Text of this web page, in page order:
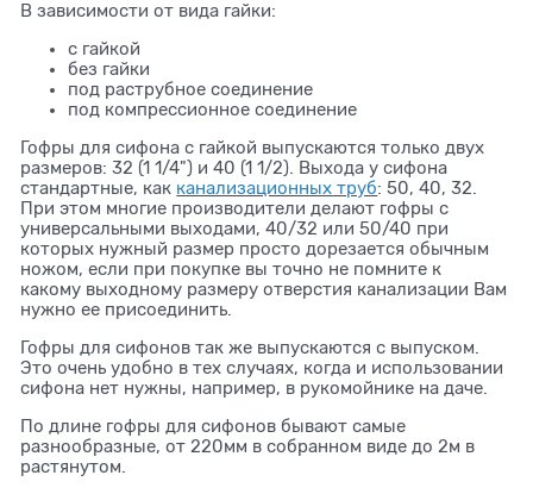
В зависимости от вида гайки:
с гайкой
без гайки
под раструбное соединение
под компрессионное соединение
Гофры для сифона с гайкой выпускаются только двух
размеров: 32 (1 1/4") и 40 (1 1/2). Выхода у сифона
стандартные, как канализационных труб: 50, 40, 32.
При этом многие производители делают гофры с
универсальными выходами, 40/32 или 50/40 при
которых нужный размер просто дорезается обычным
ножом, если при покупке вы точно не помните к
какому выходному размеру отверстия канализации Вам
нужно ее присоединить.
Гофры для сифонов так же выпускаются с выпуском.
Это очень удобно в тех случаях, когда и использовании
сифона нет нужны, например, в рукомойнике на даче.
По длине гофры для сифонов бывают самые
разнообразные, от 220мм в собранном виде до 2м в
растянутом.